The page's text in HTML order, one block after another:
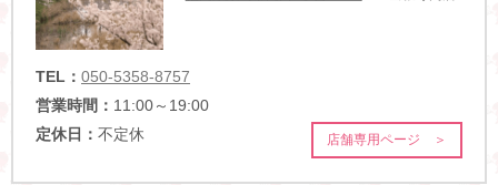
TEL： 050-5358-8757
営業時間： 11:00～19:00
定休日： 不定休 店舗専用ページ ＞